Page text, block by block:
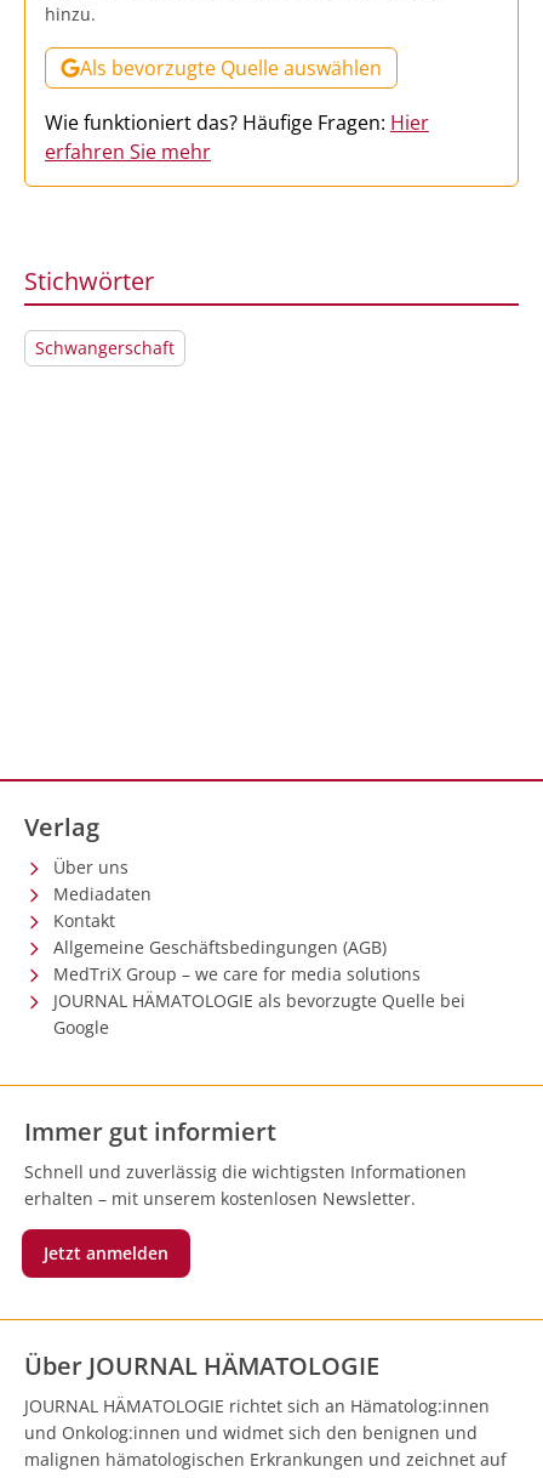
hinzu.
Als bevorzugte Quelle auswählen
Wie funktioniert das? Häufige Fragen: Hier
erfahren Sie mehr
Stichwörter
Schwangerschaft
Verlag
Über uns
Mediadaten
Kontakt
Allgemeine Geschäftsbedingungen (AGB)
MedTriX Group – we care for media solutions
JOURNAL HÄMATOLOGIE als bevorzugte Quelle bei
Google
Immer gut informiert
Schnell und zuverlässig die wichtigsten Informationen
erhalten – mit unserem kostenlosen Newsletter.
Jetzt anmelden
Über JOURNAL HÄMATOLOGIE
JOURNAL HÄMATOLOGIE richtet sich an Hämatolog:innen
und Onkolog:innen und widmet sich den benignen und
malignen hämatologischen Erkrankungen und zeichnet auf